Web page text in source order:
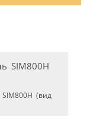
(вид